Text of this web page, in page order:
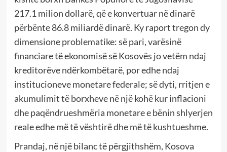
217.1 milion dollarë, që e konvertuar në dinarë
përbënte 86.8 miliardë dinarë. Ky raport tregon dy
dimensione problematike: së pari, varësinë
financiare të ekonomisë së Kosovës jo vetëm ndaj
kreditorëve ndërkombëtarë, por edhe ndaj
institucioneve monetare federale; së dyti, rritjen e
akumulimit të borxheve në një kohë kur inflacioni
dhe paqëndrueshmëria monetare e bënin shlyerjen
reale edhe më të vështirë dhe më të kushtueshme.
Prandaj, në një bilanc të përgjithshëm, Kosova